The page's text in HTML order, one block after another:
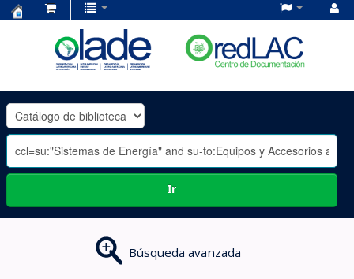
OLADE
-
Ir
Búsqueda avanzada